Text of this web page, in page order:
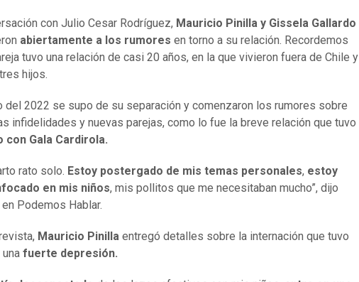
con Julio Cesar Rodríguez, Mauricio Pinilla y Gissela Gallardo
abiertamente a los rumores en torno a su relación. Recordemos
tuvo una relación de casi 20 años, en la que vivieron fuera de Chile y
hijos.
del 2022 se supo de su separación y comenzaron los rumores sobre
infidelidades y nuevas parejas, como lo fue la breve relación que tuvo
con Gala Cardirola.
rato solo. Estoy postergado de mis temas personales, estoy
en mis niños, mis pollitos que me necesitaban mucho”, dijo
Podemos Hablar.
Mauricio Pinilla entregó detalles sobre la internación que tuvo
fuerte depresión.